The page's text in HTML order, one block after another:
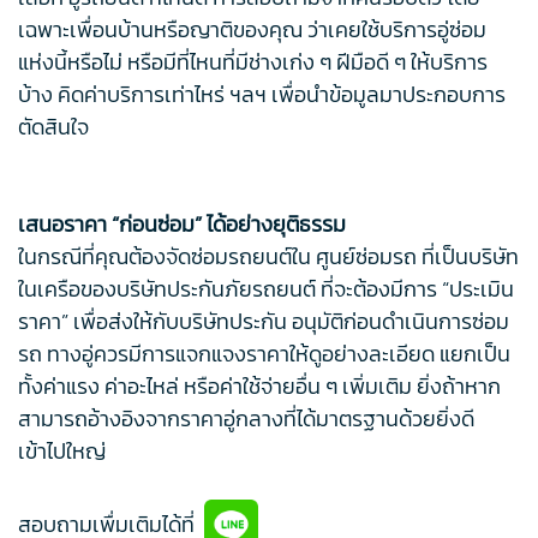
เฉพาะเพื่อนบ้านหรือญาติของคุณ ว่าเคยใช้บริการอู่ซ่อม
แห่งนี้หรือไม่ หรือมีที่ไหนที่มีช่างเก่ง ๆ ฝีมือดี ๆ ให้บริการ
บ้าง คิดค่าบริการเท่าไหร่ ฯลฯ เพื่อนำข้อมูลมาประกอบการ
ตัดสินใจ
เสนอราคา “ก่อนซ่อม” ได้อย่างยุติธรรม
ในกรณีที่คุณต้องจัดซ่อมรถยนต์ใน ศูนย์ซ่อมรถ ที่เป็นบริษัท
ในเครือของบริษัทประกันภัยรถยนต์ ที่จะต้องมีการ “ประเมิน
ราคา” เพื่อส่งให้กับบริษัทประกัน อนุมัติก่อนดำเนินการซ่อม
รถ ทางอู่ควรมีการแจกแจงราคาให้ดูอย่างละเอียด แยกเป็น
ทั้งค่าแรง ค่าอะไหล่ หรือค่าใช้จ่ายอื่น ๆ เพิ่มเติม ยิ่งถ้าหาก
สามารถอ้างอิงจากราคาอู่กลางที่ได้มาตรฐานด้วยยิ่งดี
เข้าไปใหญ่
สอบถามเพื่มเติมได้ที่